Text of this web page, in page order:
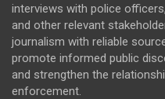
interviews with police
and other relevant
journalism with reliable
promote informed public
and strengthen the
enforcement.